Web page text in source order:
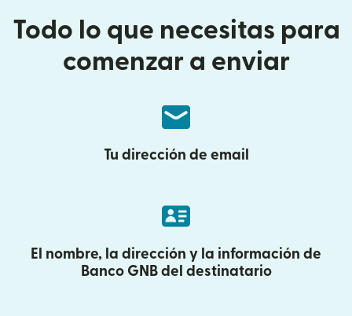
Todo lo que necesitas para
comenzar a enviar
Tu dirección de email
El nombre, la dirección y la información de
Banco GNB del destinatario